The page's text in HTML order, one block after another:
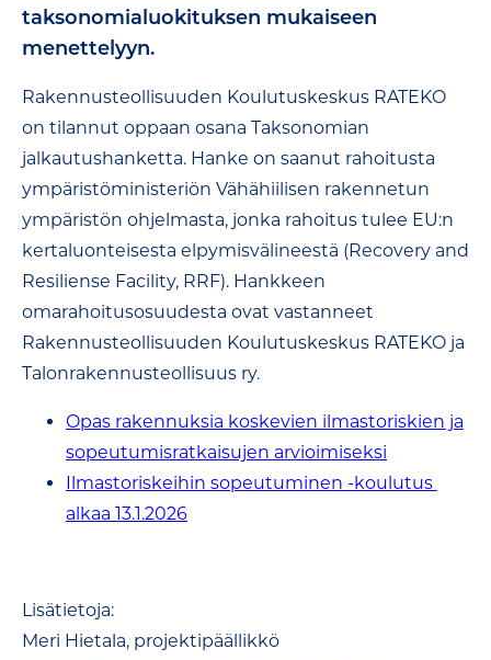
taksonomialuokituksen mukaiseen
menettelyyn.
Rakennusteollisuuden Koulutuskeskus RATEKO
on tilannut oppaan osana Taksonomian
jalkautushanketta. Hanke on saanut rahoitusta
ympäristöministeriön Vähähiilisen rakennetun
ympäristön ohjelmasta, jonka rahoitus tulee EU:n
kertaluonteisesta elpymisvälineestä (Recovery and
Resiliense Facility, RRF). Hankkeen
omarahoitusosuudesta ovat vastanneet
Rakennusteollisuuden Koulutuskeskus RATEKO ja
Talonrakennusteollisuus ry.
Opas rakennuksia koskevien ilmastoriskien ja
sopeutumisratkaisujen arvioimiseksi
Ilmastoriskeihin sopeutuminen -koulutus
alkaa 13.1.2026
Lisätietoja:
Meri Hietala, projektipäällikkö